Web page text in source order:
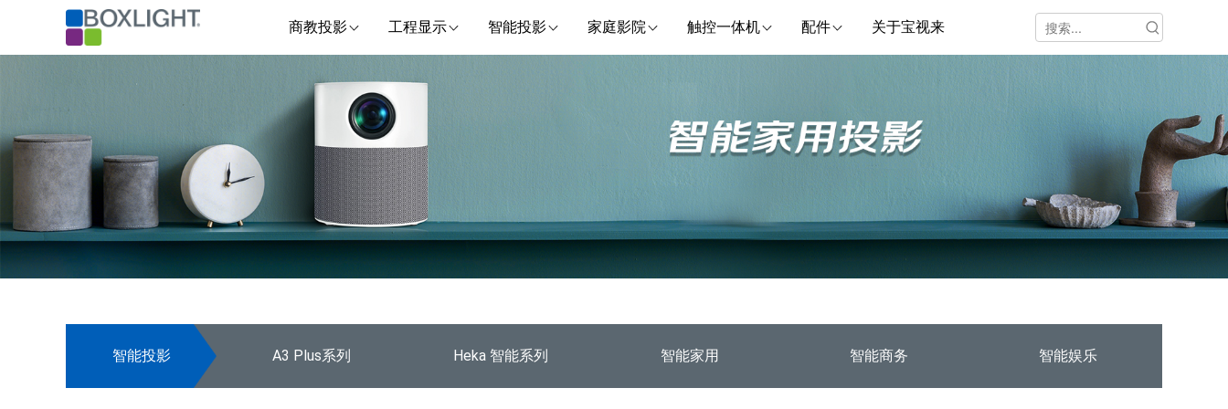
商教投影 工程显示 智能投影 家庭影院 触控一体机 配件 关于宝视来
智能投影 A3 Plus系列 Heka 智能系列 智能家用 智能商务 智能娱乐